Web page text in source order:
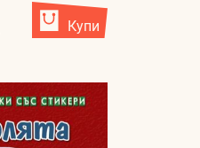
Купи